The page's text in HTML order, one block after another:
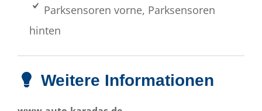
Parksensoren vorne, Parksensoren
hinten
Weitere Informationen